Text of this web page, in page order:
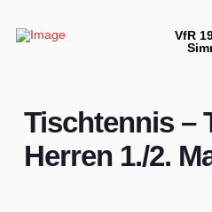
VfR
Tischtennis –
Herren 1./2.